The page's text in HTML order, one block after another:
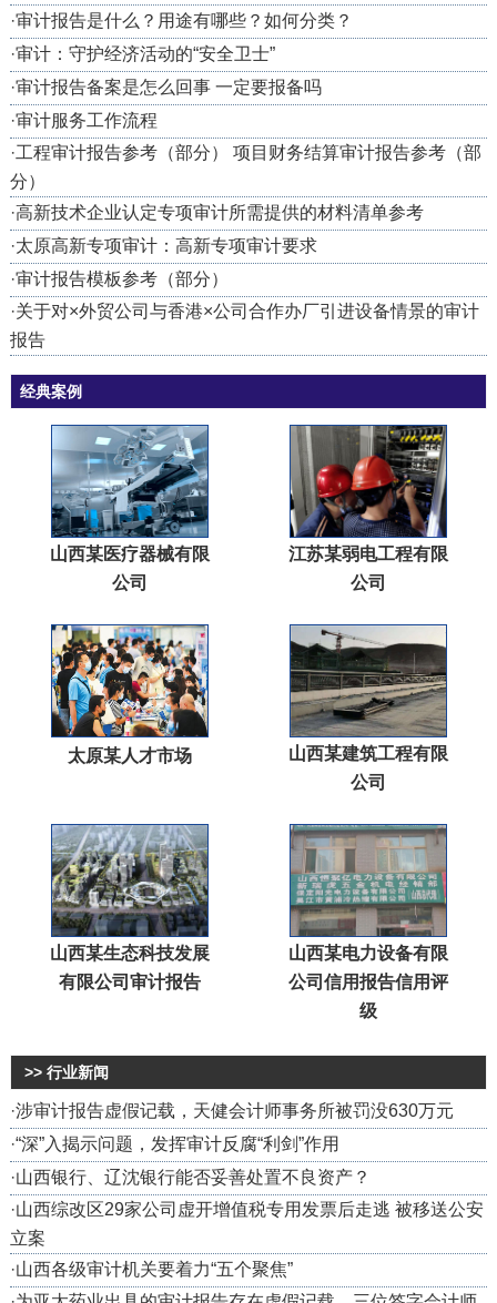
·审计报告是什么？用途有哪些？如何分类？
·审计：守护经济活动的“安全卫士”​
·审计报告备案是怎么回事 一定要报备吗
·审计服务工作流程
·工程审计报告参考（部分） 项目财务结算审计报告参考（部
分）
·高新技术企业认定专项审计所需提供的材料清单参考
·太原高新专项审计：高新专项审计要求
·审计报告模板参考（部分）
·关于对×外贸公司与香港×公司合作办厂引进设备情景的审计
报告
经典案例
山西某医疗器械有限
公司
江苏某弱电工程有限
公司
太原某人才市场
山西某建筑工程有限
公司
山西某生态科技发展
有限公司审计报告
山西某电力设备有限
公司信用报告信用评
级
>> 行业新闻
·涉审计报告虚假记载，天健会计师事务所被罚没630万元
·“深”入揭示问题，发挥审计反腐“利剑”作用
·山西银行、辽沈银行能否妥善处置不良资产？
·山西综改区29家公司虚开增值税专用发票后走逃 被移送公安
立案
·山西各级审计机关要着力“五个聚焦”